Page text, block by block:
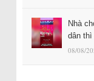
Nhà
dân thì
08/08/